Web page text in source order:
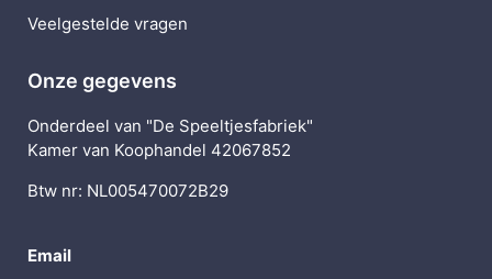
Veelgestelde vragen
Onze gegevens
Onderdeel van "De Speeltjesfabriek"
Kamer van Koophandel 42067852
Btw nr: NL005470072B29
Email